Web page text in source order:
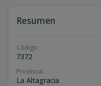
Resumen
Código:
7372
Provincia:
La Altagracia